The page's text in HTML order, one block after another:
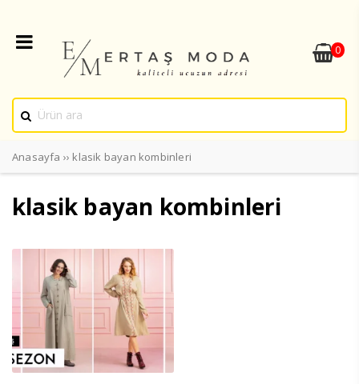
0
Anasayfa ›› klasik bayan kombinleri
klasik bayan kombinleri